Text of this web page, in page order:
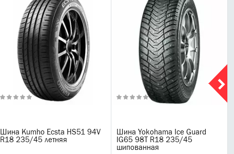
Шина Kumho Ecsta HS51 94V
R18 235/45 летняя
Шина Yokohama Ice Guard
IG65 98T R18 235/45
шипованная